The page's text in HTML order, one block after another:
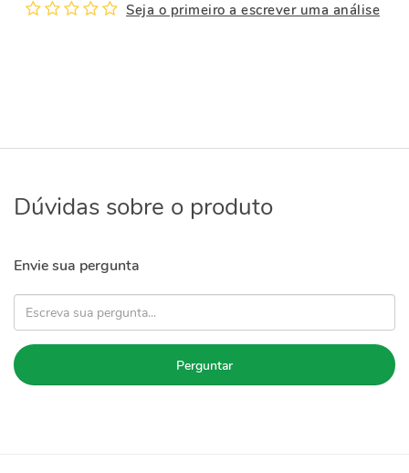
Seja o primeiro a escrever uma análise
Dúvidas sobre o produto
Envie sua pergunta
Perguntar